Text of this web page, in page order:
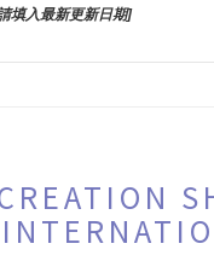
填入最新更新日期]